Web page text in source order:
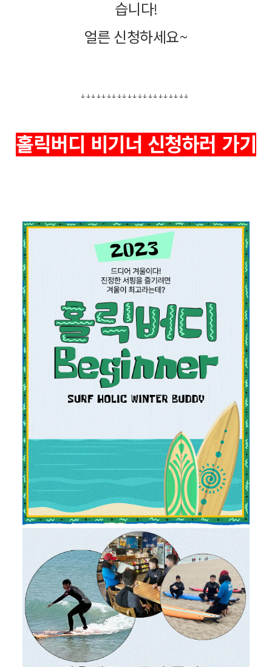
습니다!
얼른 신청하세요~
↓↓↓↓↓↓↓↓↓↓↓↓↓↓↓↓↓↓↓↓↓
홀릭버디 비기너 신청하러 가기